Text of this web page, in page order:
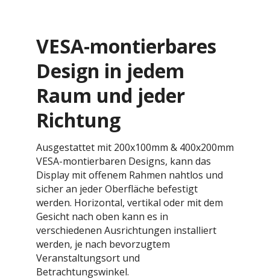
VESA-montierbares
Design in jedem
Raum und jeder
Richtung
Ausgestattet mit 200x100mm & 400x200mm
VESA-montierbaren Designs, kann das
Display mit offenem Rahmen nahtlos und
sicher an jeder Oberfläche befestigt
werden. Horizontal, vertikal oder mit dem
Gesicht nach oben kann es in
verschiedenen Ausrichtungen installiert
werden, je nach bevorzugtem
Veranstaltungsort und
Betrachtungswinkel.